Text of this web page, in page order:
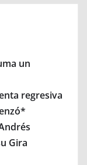
un
regresiva
Gira